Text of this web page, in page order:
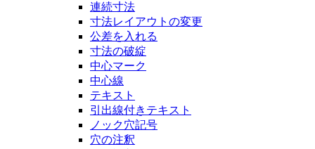
連続寸法
寸法レイアウトの変更
公差を入れる
寸法の破綻
中心マーク
中心線
テキスト
引出線付きテキスト
ノック穴記号
穴の注釈